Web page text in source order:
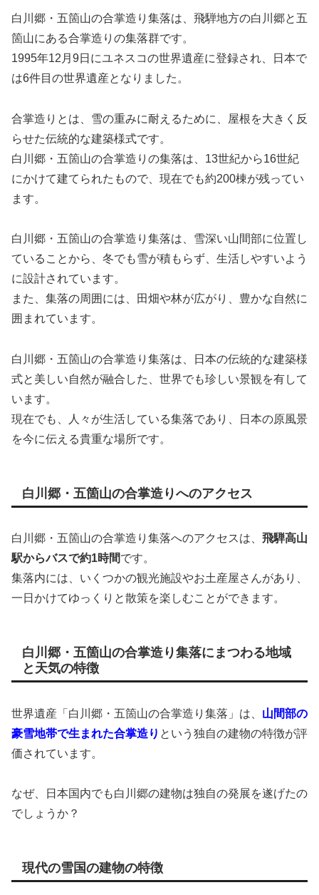
白川郷・五箇山の合掌造り集落は、飛騨地方の白川郷と五
箇山にある合掌造りの集落群です。
1995年12月9日にユネスコの世界遺産に登録され、日本で
は6件目の世界遺産となりました。
合掌造りとは、雪の重みに耐えるために、屋根を大きく反
らせた伝統的な建築様式です。
白川郷・五箇山の合掌造りの集落は、13世紀から16世紀
にかけて建てられたもので、現在でも約200棟が残ってい
ます。
白川郷・五箇山の合掌造り集落は、雪深い山間部に位置し
ていることから、冬でも雪が積もらず、生活しやすいよう
に設計されています。
また、集落の周囲には、田畑や林が広がり、豊かな自然に
囲まれています。
白川郷・五箇山の合掌造り集落は、日本の伝統的な建築様
式と美しい自然が融合した、世界でも珍しい景観を有して
います。
現在でも、人々が生活している集落であり、日本の原風景
を今に伝える貴重な場所です。
白川郷・五箇山の合掌造りへのアクセス
白川郷・五箇山の合掌造り集落へのアクセスは、 飛騨高山
駅からバスで約1時間です。
集落内には、いくつかの観光施設やお土産屋さんがあり、
一日かけてゆっくりと散策を楽しむことができます。
白川郷・五箇山の合掌造り集落にまつわる地域
と天気の特徴
世界遺産「白川郷・五箇山の合掌造り集落」は、 山間部の
豪雪地帯で生まれた合掌造り という独自の建物の特徴が評
価されています。
なぜ、日本国内でも白川郷の建物は独自の発展を遂げたの
でしょうか？
現代の雪国の建物の特徴